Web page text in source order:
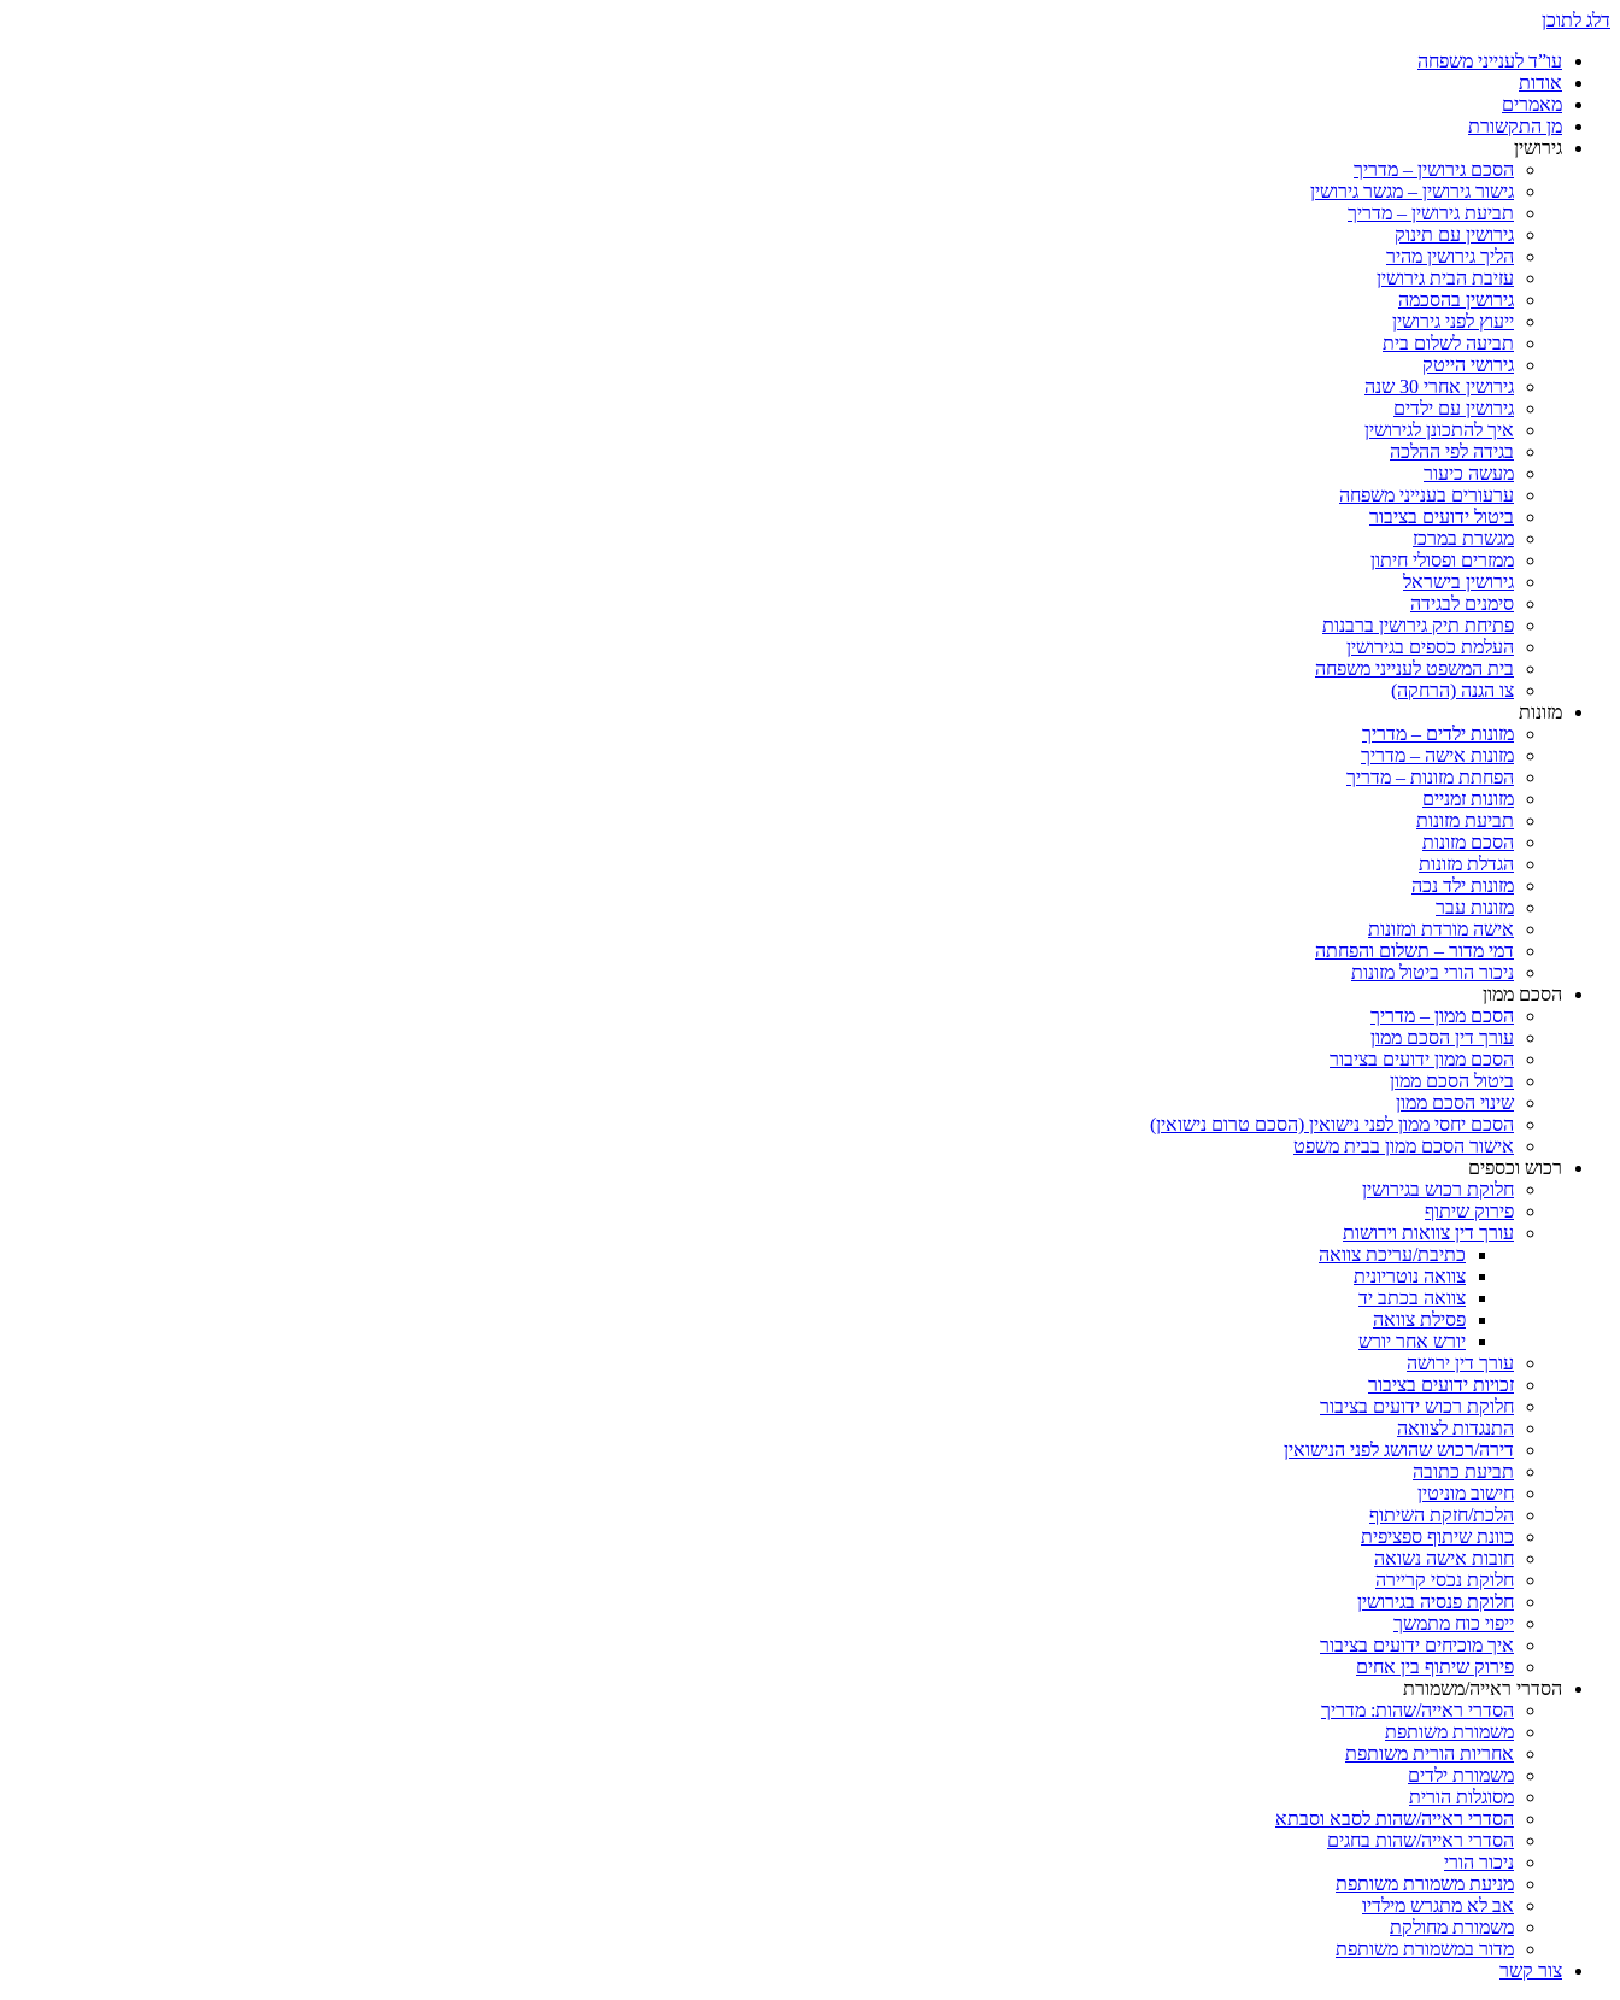
דלג לתוכן
עו”ד לענייני משפחה
אודות
מאמרים
מן התקשורת
גירושין
הסכם גירושין – מדריך
גישור גירושין – מגשר גירושין
תביעת גירושין – מדריך
גירושין עם תינוק
הליך גירושין מהיר
עזיבת הבית גירושין
גירושין בהסכמה
ייעוץ לפני גירושין
תביעה לשלום בית
גירושי הייטק
גירושין אחרי 30 שנה
גירושין עם ילדים
איך להתכונן לגירושין
בגידה לפי ההלכה
מעשה כיעור
ערעורים בענייני משפחה
ביטול ידועים בציבור
מגשרת במרכז
ממזרים ופסולי חיתון
גירושין בישראל
סימנים לבגידה
פתיחת תיק גירושין ברבנות
העלמת כספים בגירושין
בית המשפט לענייני משפחה
צו הגנה (הרחקה)
מזונות
מזונות ילדים – מדריך
מזונות אישה – מדריך
הפחתת מזונות – מדריך
מזונות זמניים
תביעת מזונות
הסכם מזונות
הגדלת מזונות
מזונות ילד נכה
מזונות עבר
אישה מורדת ומזונות
דמי מדור – תשלום והפחתה
ניכור הורי ביטול מזונות
הסכם ממון
הסכם ממון – מדריך
עורך דין הסכם ממון
הסכם ממון ידועים בציבור
ביטול הסכם ממון
שינוי הסכם ממון
הסכם יחסי ממון לפני נישואין (הסכם טרום נישואין)
אישור הסכם ממון בבית משפט
רכוש וכספים
חלוקת רכוש בגירושין
פירוק שיתוף
עורך דין צוואות וירושות
כתיבת/עריכת צוואה
צוואה נוטריונית
צוואה בכתב יד
פסילת צוואה
יורש אחר יורש
עורך דין ירושה
זכויות ידועים בציבור
חלוקת רכוש ידועים בציבור
התנגדות לצוואה
דירה/רכוש שהושג לפני הנישואין
תביעת כתובה
חישוב מוניטין
הלכת/חזקת השיתוף
כוונת שיתוף ספציפית
חובות אישה נשואה
חלוקת נכסי קריירה
חלוקת פנסיה בגירושין
ייפוי כוח מתמשך
איך מוכיחים ידועים בציבור
פירוק שיתוף בין אחים
הסדרי ראייה/משמורת
הסדרי ראייה/שהות: מדריך
משמורת משותפת
אחריות הורית משותפת
משמורת ילדים
מסוגלות הורית
הסדרי ראייה/שהות לסבא וסבתא
הסדרי ראייה/שהות בחגים
ניכור הורי
מניעת משמורת משותפת
אב לא מתגרש מילדיו
משמורת מחולקת
מדור במשמורת משותפת
צור קשר